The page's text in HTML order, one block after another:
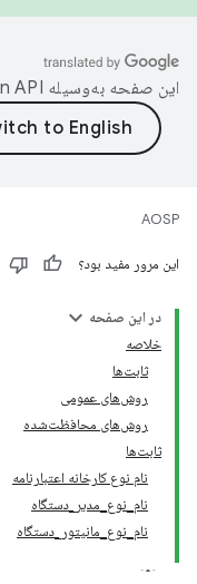
این صفحه به‌وسیله
AOSP
این مرور مفید بود؟
در این صفحه
خلاصه
ثابت‌ها
روش‌های عمومی
روش‌های محافظت‌شده
ثابت‌ها
نام نوع کارخانه اعتبارنامه
نام_نوع_مدیر_دستگاه
نام_نوع_مانیتور_دستگاه